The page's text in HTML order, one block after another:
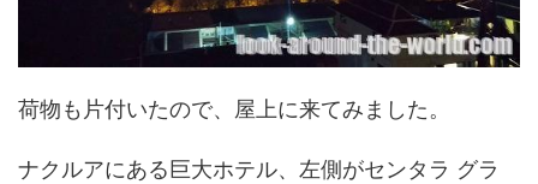
荷物も片付いたので、屋上に来てみました。
ナクルアにある巨大ホテル、左側がセンタラ グラ